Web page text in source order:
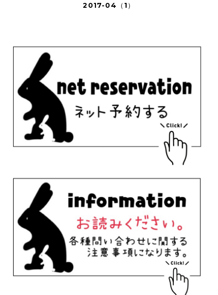
2017-04（1）